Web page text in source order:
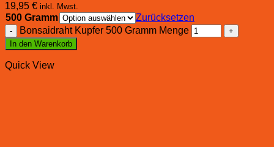
19,95 € inkl. Mwst.
500 Gramm
Zurücksetzen
Bonsaidraht Kupfer 500 Gramm Menge
In den Warenkorb
Quick View